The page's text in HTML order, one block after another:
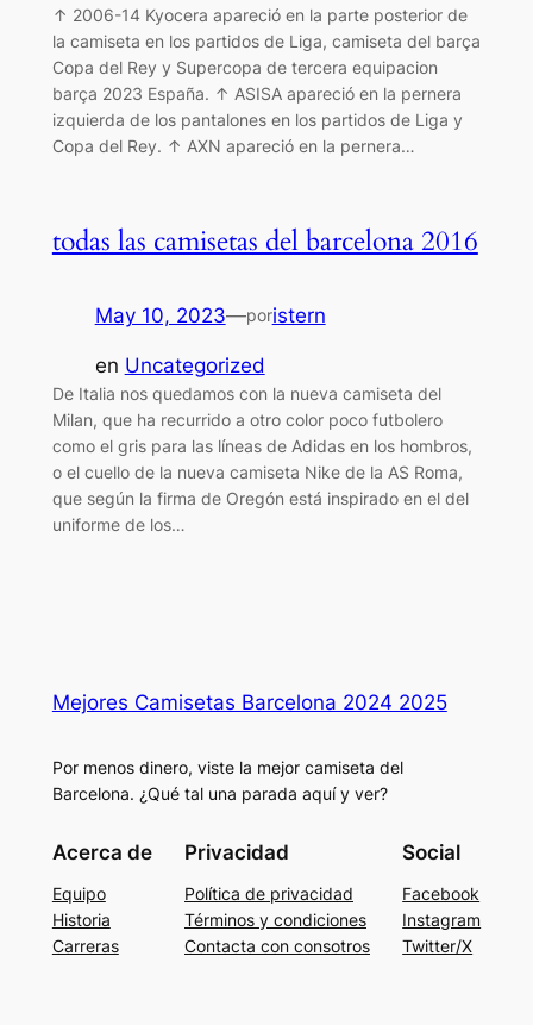
↑ 2006-14 Kyocera apareció en la parte posterior de
la camiseta en los partidos de Liga, camiseta del barça
Copa del Rey y Supercopa de tercera equipacion
barça 2023 España. ↑ ASISA apareció en la pernera
izquierda de los pantalones en los partidos de Liga y
Copa del Rey. ↑ AXN apareció en la pernera…
todas las camisetas del barcelona 2016
May 10, 2023—poristern
en Uncategorized
De Italia nos quedamos con la nueva camiseta del
Milan, que ha recurrido a otro color poco futbolero
como el gris para las líneas de Adidas en los hombros,
o el cuello de la nueva camiseta Nike de la AS Roma,
que según la firma de Oregón está inspirado en el del
uniforme de los…
Mejores Camisetas Barcelona 2024 2025
Por menos dinero, viste la mejor camiseta del
Barcelona. ¿Qué tal una parada aquí y ver?
Acerca de
Equipo
Historia
Carreras
Privacidad
Política de privacidad
Términos y condiciones
Contacta con consotros
Social
Facebook
Instagram
Twitter/X